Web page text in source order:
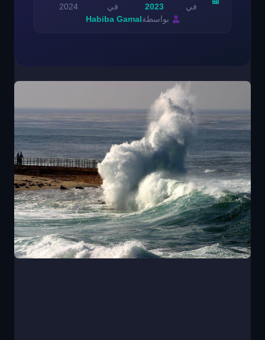
في
2023
في
2024
بواسطة Habiba Gamal